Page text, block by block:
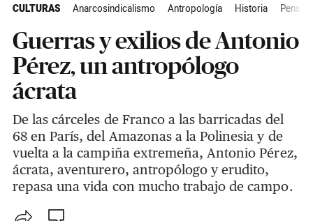
CULTURAS Anarcosindicalismo Antropología Historia
Guerras y exilios de Antonio
Pérez, un antropólogo
ácrata
De las cárceles de Franco a las barricadas del
68 en París, del Amazonas a la Polinesia y de
vuelta a la campiña extremeña, Antonio Pérez,
ácrata, aventurero, antropólogo y erudito,
repasa una vida con mucho trabajo de campo.